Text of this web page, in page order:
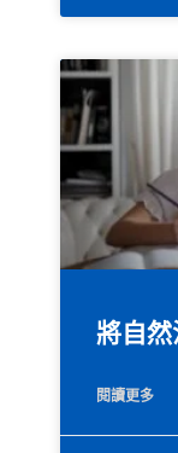
將自
閱讀更多